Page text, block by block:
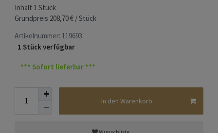
Inhalt 1 Stück
Grundpreis 208,70 € / Stück
Artikelnummer: 119693
1 Stück verfügbar
*** Sofort lieferbar ***
In den Warenkorb